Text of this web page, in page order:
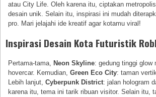
atau City Life. Oleh karena itu, ciptakan
desain unik. Selain itu, inspirasi ini mudah
pro. Mari jelajahi ide kreatif agar kotamu viral!
Inspirasi Desain Kota Futuristik
Pertama-tama, Neon Skyline: gedung tinggi glow
hovercar. Kemudian,Green Eco City: taman
Lebih lanjut,Cyberpunk District: jalan hologram
karena itu, tema ini tarik ribuan visitor. Selain itu,